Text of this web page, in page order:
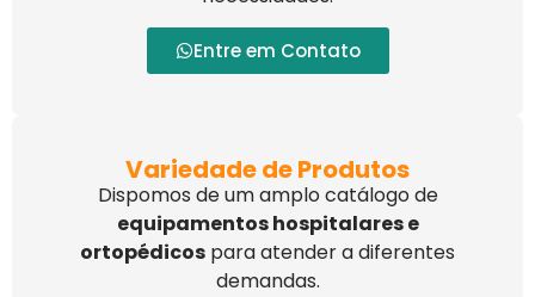
Entre em Contato
Variedade de Produtos
Dispomos de um amplo catálogo de
equipamentos hospitalares e
ortopédicos para atender a diferentes
demandas.